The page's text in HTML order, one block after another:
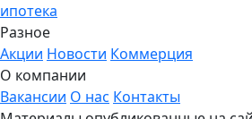
ипотека
Разное
Акции Новости Коммерция
О компании
Вакансии О нас Контакты